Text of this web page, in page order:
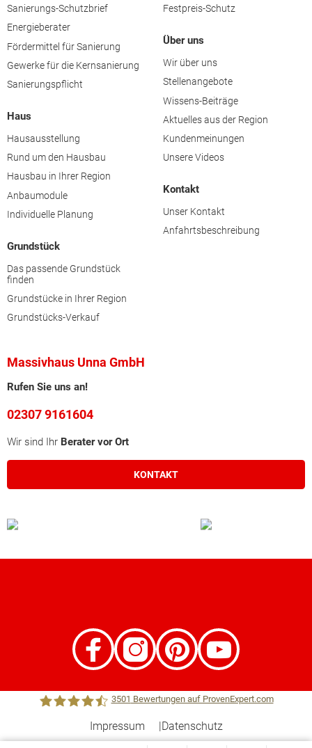
Sanierungs-Schutzbrief
Energieberater
Fördermittel für Sanierung
Gewerke für die Kernsanierung
Sanierungspflicht
Haus
Hausausstellung
Rund um den Hausbau
Hausbau in Ihrer Region
Anbaumodule
Individuelle Planung
Grundstück
Das passende Grundstück
finden
Grundstücke in Ihrer Region
Grundstücks-Verkauf
Festpreis-Schutz
Über uns
Wir über uns
Stellenangebote
Wissens-Beiträge
Aktuelles aus der Region
Kundenmeinungen
Unsere Videos
Kontakt
Unser Kontakt
Anfahrtsbeschreibung
Massivhaus Unna GmbH
Rufen Sie uns an!
02307 9161604
Wir sind Ihr Berater vor Ort
KONTAKT
Town &Country Haus Lizenzgeber GmbH
3501 Bewertungen auf ProvenExpert.com
Impressum Datenschutz